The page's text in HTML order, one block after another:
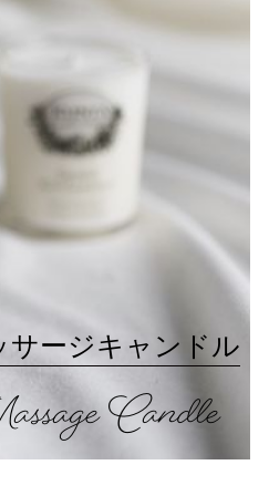
Candle
サージキャンドル